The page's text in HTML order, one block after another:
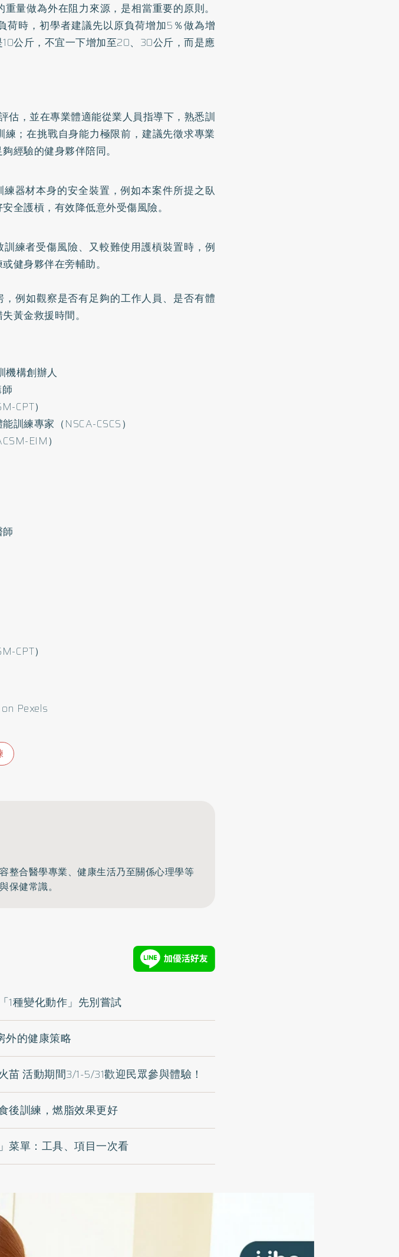
量做為外在阻力來源，是相當重要的原則。
荷時，初學者建議先以原負荷增加5％做為增
公斤，不宜一下增加至20、30公斤，而是應
估，並在專業體適能從業人員指導下，熟悉訓
；在挑戰自身能力極限前，建議先徵求專業
經驗的健身夥伴陪同。
器材本身的安全裝置，例如本案件所提之臥
全護槓，有效降低意外受傷風險。
練者受傷風險、又較難使用護槓裝置時，例
健身夥伴在旁輔助。
例如觀察是否有足夠的工作人員、是否有體
黃金救援時間。
機構創辦人
CPT）
訓練專家（NSCA-CSCS）
EIM）
CPT）
Pexels
整合醫學專業、健康生活乃至關係心理學等
保健常識。
1種變化動作」先別嘗試
外的健康策略
苗 活動期間3/1-5/31歡迎民眾參與體驗！
後訓練，燃脂效果更好
菜單：工具、項目一次看